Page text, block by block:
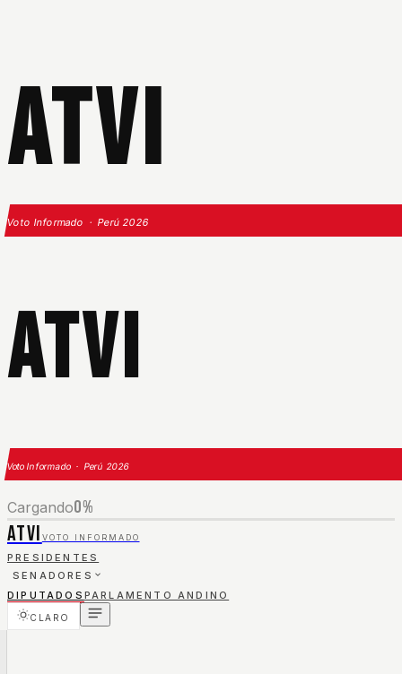
ATVI
Voto Informado · Perú 2026
ATVI
Voto Informado · Perú 2026
Cargando0%
ATVI VOTO INFORMADO
PRESIDENTES
SENADORES
DIPUTADOS PARLAMENTO ANDINO
CLARO